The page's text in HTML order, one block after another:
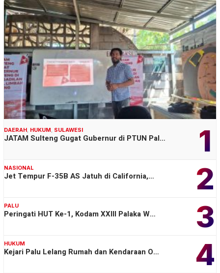
1
DAERAH, HUKUM, SULAWESI
JATAM Sulteng Gugat Gubernur di PTUN Pal…
2
NASIONAL
Jet Tempur F-35B AS Jatuh di California,…
3
PALU
Peringati HUT Ke-1, Kodam XXIII Palaka W…
4
HUKUM
Kejari Palu Lelang Rumah dan Kendaraan O…